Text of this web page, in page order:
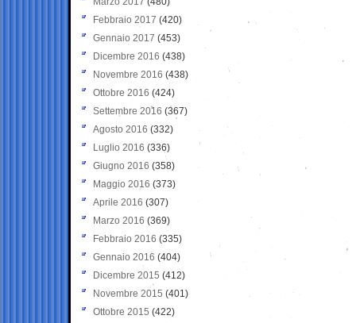
Febbraio 2017 (420)
Gennaio 2017 (453)
Dicembre 2016 (438)
Novembre 2016 (438)
Ottobre 2016 (424)
Settembre 2016 (367)
Agosto 2016 (332)
Luglio 2016 (336)
Giugno 2016 (358)
Maggio 2016 (373)
Aprile 2016 (307)
Marzo 2016 (369)
Febbraio 2016 (335)
Gennaio 2016 (404)
Dicembre 2015 (412)
Novembre 2015 (401)
Ottobre 2015 (422)